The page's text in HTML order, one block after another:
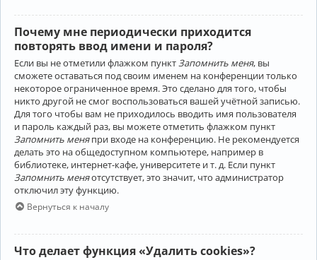
Почему мне периодически приходится
повторять ввод имени и пароля?
Если вы не отметили флажком пунктЗапомнить меня, вы
сможете оставаться под своим именем на конференции только
некоторое ограниченное время. Это сделано для того, чтобы
никто другой не смог воспользоваться вашей учётной записью.
Для того чтобы вам не приходилось вводить имя пользователя
и пароль каждый раз, вы можете отметить флажком пункт
Запомнить меняпри входе на конференцию. Не рекомендуется
делать это на общедоступном компьютере, например в
библиотеке, интернет-кафе, университете и т. д. Если пункт
Запомнить меняотсутствует, это значит, что администратор
отключил эту функцию.
Вернуться к началу
Что делает функция «Удалить cookies»?